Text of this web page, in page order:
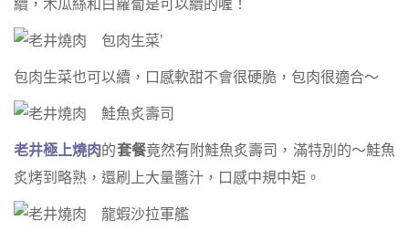
續，木瓜絲和白蘿蔔是可以續的喔！
包肉生菜也可以續，口感軟甜不會很硬脆，包肉很適合～
老井極上燒肉的套餐竟然有附鮭魚炙壽司，滿特別的～鮭魚
炙烤到略熟，還刷上大量醬汁，口感中規中矩。